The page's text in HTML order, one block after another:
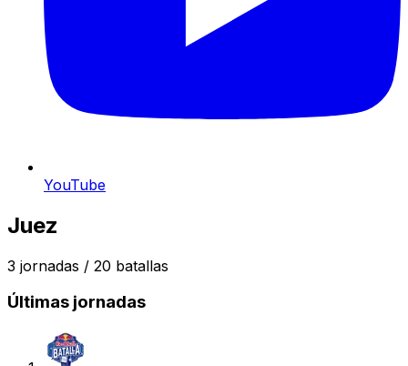
YouTube
Juez
3 jornadas / 20 batallas
Últimas jornadas